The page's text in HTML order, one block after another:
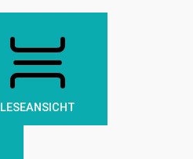
LESEANSICHT